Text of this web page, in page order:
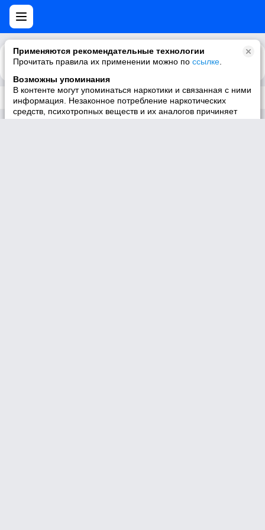
Применяются рекомендательные технологии
Прочитать правила их применении можно по ссылке
Возможны упоминания
В контенте могут упоминаться наркотики и связанная с ними
информация. Незаконное потребление наркотических
средств, психотропных веществ и их аналогов причиняет
Каталог Рекомендации
Трек не существует